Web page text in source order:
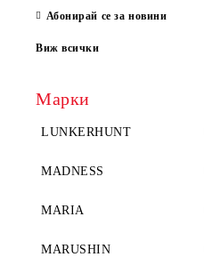
Абонирай се за новини
Виж всички
Марки
LUNKERHUNT
MADNESS
MARIA
MARUSHIN